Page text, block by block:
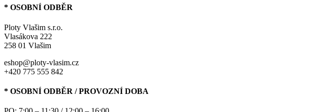
* OSOBNÍ ODBĚR
Ploty Vlašim s.r.o.
Vlasákova 222
258 01 Vlašim
eshop@ploty-vlasim.cz
+420 775 555 842
* OSOBNÍ ODBĚR / PROVOZNÍ DOBA